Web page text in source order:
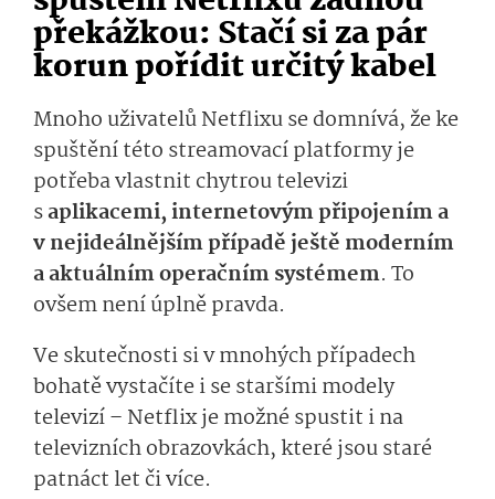
překážkou: Stačí si za pár
korun pořídit určitý kabel
Mnoho uživatelů Netflixu se domnívá, že ke
spuštění této streamovací platformy je
potřeba vlastnit chytrou televizi
saplikacemi, internetovým připojením a
v nejideálnějším případě ještě moderním
a aktuálním operačním systémem. To
ovšem není úplně pravda.
Ve skutečnosti si v mnohých případech
bohatě vystačíte i se staršími modely
televizí – Netflix je možné spustit i na
televizních obrazovkách, které jsou staré
patnáct let či více.